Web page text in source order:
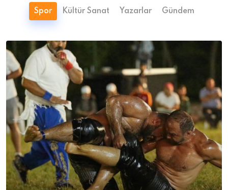
Spor Kültür Sanat Yazarlar Gündem